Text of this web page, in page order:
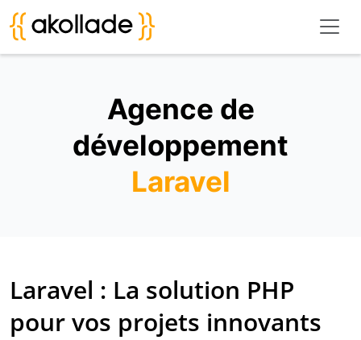
Agence de
développement
Laravel
Laravel : La solution PHP
pour vos projets innovants